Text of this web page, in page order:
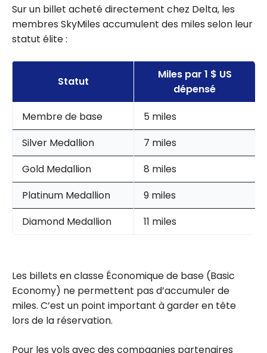
Sur un billet acheté directement chez Delta, les
membres SkyMiles accumulent des miles selon leur
statut élite :
Statut
Miles par 1 $ US
dépensé
Membre de base
5 miles
Silver Medallion
7 miles
Gold Medallion
8 miles
Platinum Medallion
9 miles
Diamond Medallion
11 miles
Les billets en classe Économique de base (Basic
Economy) ne permettent pas d’accumuler de
miles. C’est un point important à garder en tête
lors de la réservation.
Pour les vols avec des compagnies partenaires